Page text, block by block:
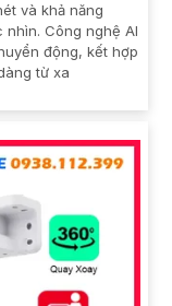
và khả năng
Công nghệ AI
động, kết hợp
từ xa